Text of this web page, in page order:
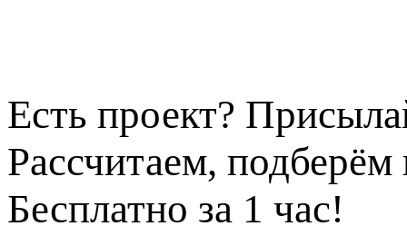
Есть проект?
Рассчитаем,
Бесплатно за 1 час!